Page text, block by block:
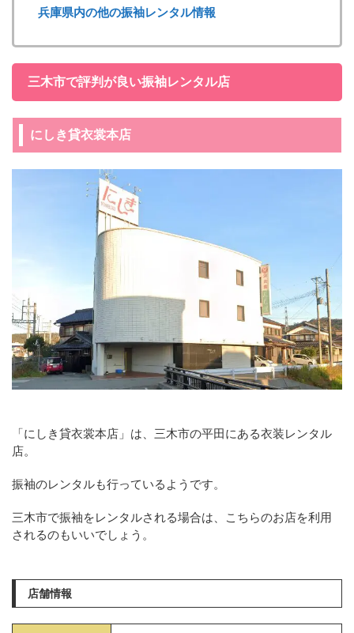
兵庫県内の他の振袖レンタル情報
三木市で評判が良い振袖レンタル店
にしき貸衣裳本店
「にしき貸衣裳本店」は、三木市の平田にある衣装レンタル
店。
振袖のレンタルも行っているようです。
三木市で振袖をレンタルされる場合は、こちらのお店を利用
されるのもいいでしょう。
店舗情報